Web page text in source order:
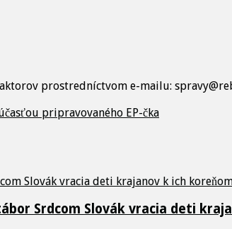
prostredníctvom e-mailu:
pripravovaného EP-čka
Srdcom Slovák vracia deti